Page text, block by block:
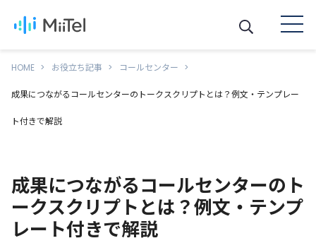
HOME お役立ち記事 コールセンター
成果につながるコールセンターのトークスクリプトとは？例文・テンプレー
ト付きで解説
成果につながるコールセンターのト
ークスクリプトとは？例文・テンプ
レート付きで解説